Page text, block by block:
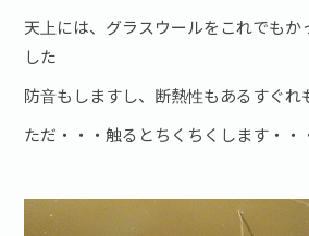
天上には、グラスウールをこれでもか
した
防音もしますし、断熱性もあるすぐれ
ただ・・・触るとちくちくします・・